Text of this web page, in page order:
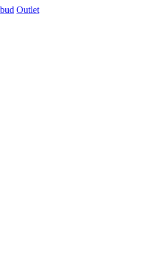
Outlet